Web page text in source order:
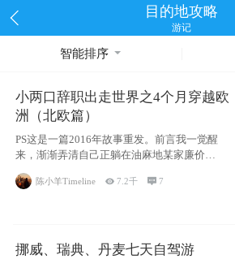
目的地攻略
游记
智能排序
小两口辞职出走世界之4个月穿越欧
洲（北欧篇）
PS这是一篇2016年故事重发。前言我一觉醒
来，渐渐弄清自己正躺在油麻地某家廉价宾
馆
陈小羊Timeline 7.2千 7
挪威、瑞典、丹麦七天自驾游